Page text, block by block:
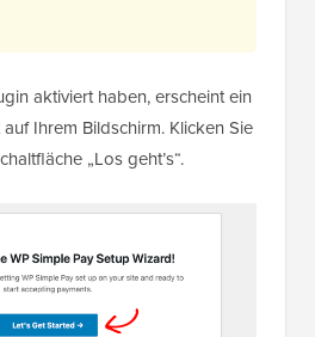
aktiviert haben, erscheint ein
Ihrem Bildschirm. Klicken Sie
„Los geht’s“.